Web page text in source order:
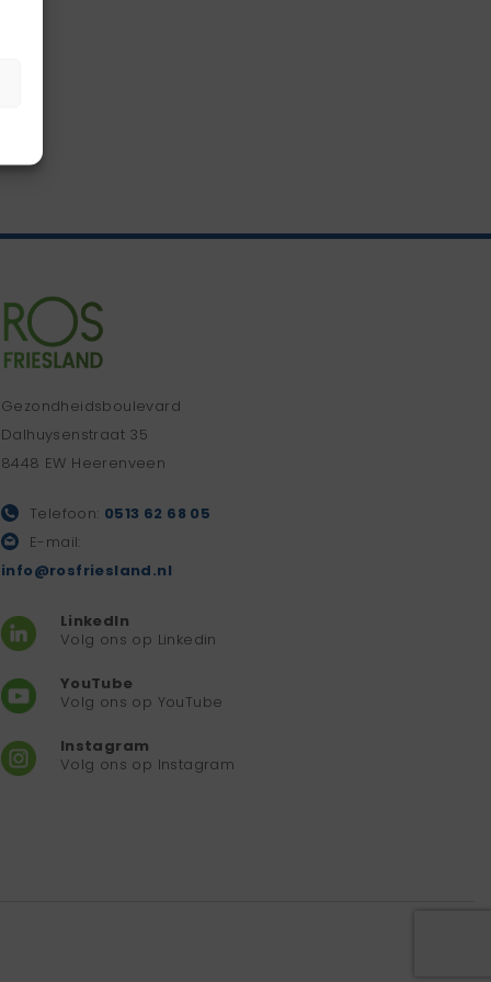
Gezondheidsboulevard
Dalhuysenstraat 35
8448 EW Heerenveen
Telefoon: 0513 62 68 05
E-mail:
info@rosfriesland.nl
LinkedIn
Volg ons op Linkedin
YouTube
Volg ons op YouTube
Instagram
Volg ons op Instagram